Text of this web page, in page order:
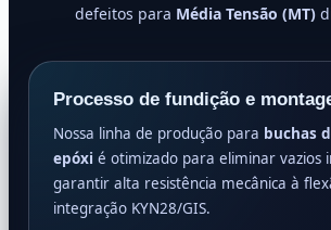
defeitos para Média Tensão (MT)
Processo de fundição e
Nossa linha de produção para buchas
epóxi é otimizado para eliminar vazios
garantir alta resistência mecânica à
integração KYN28/GIS.